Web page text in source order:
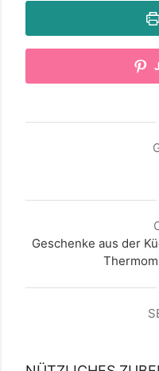
Geschenke aus der